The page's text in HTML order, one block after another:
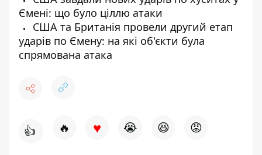
Ємені: що було ціллю атаки
США та Британія провели другий етап
ударів по Ємену: на які об'єкти була
спрямована атака
👍 🔥 ♥ 😭 😆 😡